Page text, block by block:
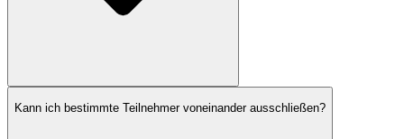
Kann ich bestimmte Teilnehmer voneinander ausschließen?